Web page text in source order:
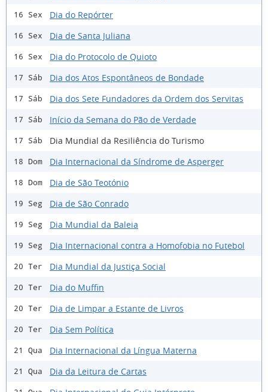
16 Sex Dia do Repórter
16 Sex Dia de Santa Juliana
16 Sex Dia do Protocolo de Quioto
17 Sáb Dia dos Atos Espontâneos de Bondade
17 Sáb Dia dos Sete Fundadores da Ordem dos Servitas
17 Sáb Início da Semana do Pão de Verdade
17 Sáb Dia Mundial da Resiliência do Turismo
18 Dom Dia Internacional da Síndrome de Asperger
18 Dom Dia de São Teotónio
19 Seg Dia de São Conrado
19 Seg Dia Mundial da Baleia
19 Seg Dia Internacional contra a Homofobia no Futebol
20 Ter Dia Mundial da Justiça Social
20 Ter Dia do Muffin
20 Ter Dia de Limpar a Estante de Livros
20 Ter Dia Sem Política
21 Qua Dia Internacional da Língua Materna
21 Qua Dia da Leitura de Cartas